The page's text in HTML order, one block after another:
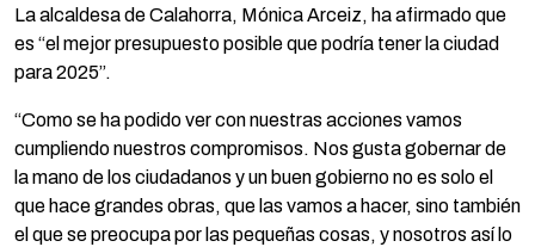
La alcaldesa de Calahorra, Mónica Arceiz, ha afirmado que
es “el mejor presupuesto posible que podría tener la ciudad
para 2025”.
“Como se ha podido ver con nuestras acciones vamos
cumpliendo nuestros compromisos. Nos gusta gobernar de
la mano de los ciudadanos y un buen gobierno no es solo el
que hace grandes obras, que las vamos a hacer, sino también
el que se preocupa por las pequeñas cosas, y nosotros así lo